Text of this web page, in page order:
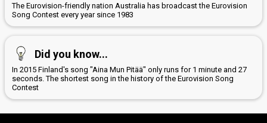
The Eurovision-friendly nation Australia has broadcast the Eurovision
Song Contest every year since 1983
Did you know...
In 2015 Finland's song "Aina Mun Pitää" only runs for 1 minute and 27
seconds. The shortest song in the history of the Eurovision Song
Contest